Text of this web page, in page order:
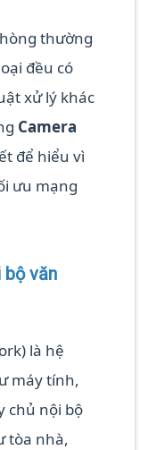
thường
đều có
xử lý khác
Camera
để hiểu vì
ưu mạng
văn
là hệ
máy tính,
chủ nội bộ
tòa nhà,